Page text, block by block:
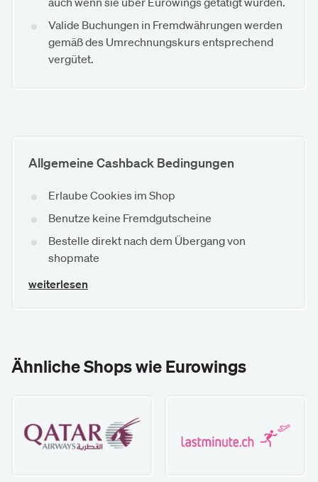
Valide Buchungen in Fremdwährungen werden
gemäß des Umrechnungskurs entsprechend
vergütet.
Allgemeine Cashback Bedingungen
Erlaube Cookies im Shop
Benutze keine Fremdgutscheine
Bestelle direkt nach dem Übergang von
shopmate
weiterlesen
Ähnliche Shops wie Eurowings